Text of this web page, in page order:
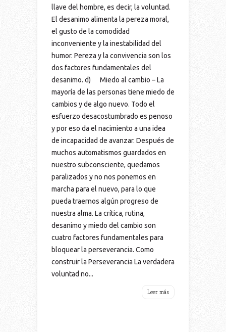
llave del hombre, es decir, la voluntad.
El desanimo alimenta la pereza moral,
el gusto de la comodidad
inconveniente y la inestabilidad del
humor. Pereza y la convivencia son los
dos factores fundamentales del
desanimo. d) Miedo al cambio – La
mayoría de las personas tiene miedo de
cambios y de algo nuevo. Todo el
esfuerzo desacostumbrado es penoso
y por eso da el nacimiento a una idea
de incapacidad de avanzar. Después de
muchos automatismos guardados en
nuestro subconsciente, quedamos
paralizados y no nos ponemos en
marcha para el nuevo, para lo que
pueda traernos algún progreso de
nuestra alma. La crítica, rutina,
desanimo y miedo del cambio son
cuatro factores fundamentales para
bloquear la perseverancia. Como
construir la Perseverancia La verdadera
voluntad no...
Leer más